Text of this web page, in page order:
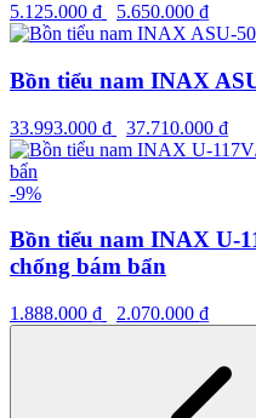
5.125.000 ₫ 5.650.000 ₫
Bồn tiểu nam INAX
33.993.000 ₫ 37.710.000 ₫
-9%
Bồn tiểu nam INAX U-
chống bám bẩn
1.888.000 ₫ 2.070.000 ₫